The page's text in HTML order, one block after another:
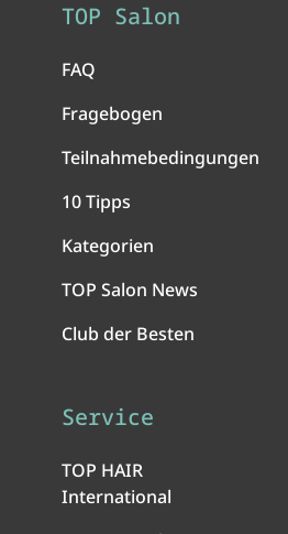
TOP Salon
FAQ
Fragebogen
Teilnahmebedingungen
10 Tipps
Kategorien
TOP Salon News
Club der Besten
Service
TOP HAIR
International